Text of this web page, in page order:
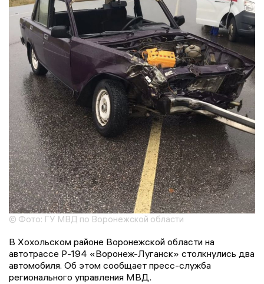
© Фото: ГУ МВД по Воронежской области
В Хохольском районе Воронежской области на
автотрассе Р-194 «Воронеж-Луганск» столкнулись два
автомобиля. Об этом сообщает пресс-служба
регионального управления МВД.